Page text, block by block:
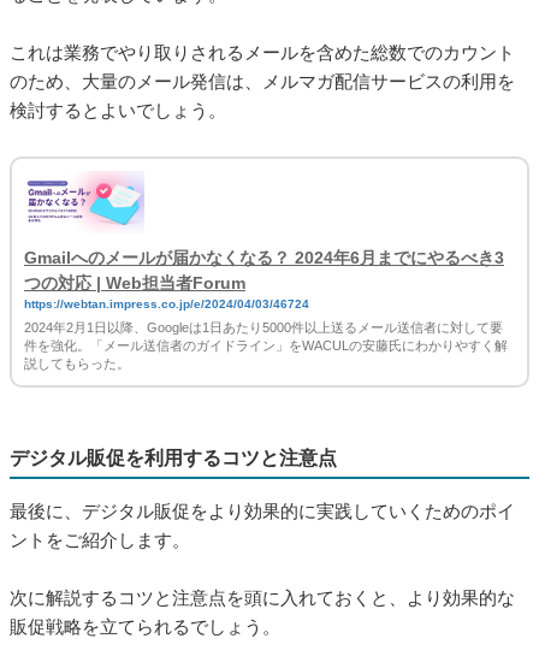
これは業務でやり取りされるメールを含めた総数でのカウント
のため、大量のメール発信は、メルマガ配信サービスの利用を
検討するとよいでしょう。
Gmailへのメールが届かなくなる？ 2024年6月までにやるべき3
つの対応 | Web担当者Forum
https://webtan.impress.co.jp/e/2024/04/03/46724
2024年2月1日以降、Googleは1日あたり5000件以上送るメール送信者に対して要
件を強化。「メール送信者のガイドライン」をWACULの安藤氏にわかりやすく解
説してもらった。
デジタル販促を利用するコツと注意点
最後に、デジタル販促をより効果的に実践していくためのポイ
ントをご紹介します。
次に解説するコツと注意点を頭に入れておくと、より効果的な
販促戦略を立てられるでしょう。